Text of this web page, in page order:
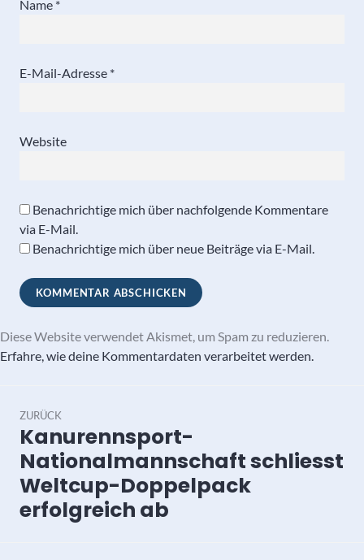
Name *
E-Mail-Adresse *
Website
Benachrichtige mich über nachfolgende Kommentare
via E-Mail.
Benachrichtige mich über neue Beiträge via E-Mail.
Diese Website verwendet Akismet, um Spam zu reduzieren.
Erfahre, wie deine Kommentardaten verarbeitet werden.
ZURÜCK
Vorheriger
Beitrag:
Kanurennsport-
Nationalmannschaft schliesst
Weltcup-Doppelpack
erfolgreich ab